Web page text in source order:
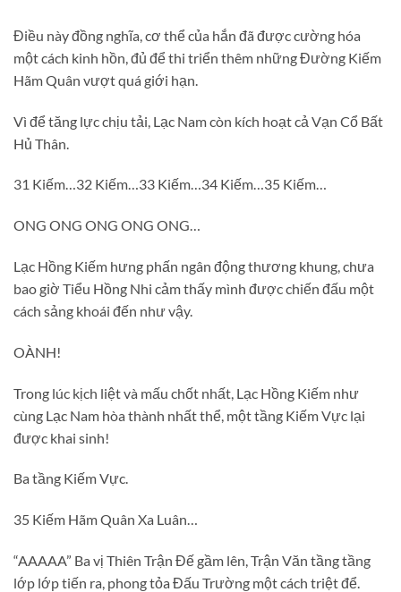
Điều này đồng nghĩa, cơ thể của hắn đã được cường hóa
một cách kinh hồn, đủ để thi triển thêm những Đường Kiếm
Hãm Quân vượt quá giới hạn.
Vì để tăng lực chịu tải, Lạc Nam còn kích hoạt cả Vạn Cổ Bất
Hủ Thân.
31 Kiếm…32 Kiếm…33 Kiếm…34 Kiếm…35 Kiếm…
ONG ONG ONG ONG ONG…
Lạc Hồng Kiếm hưng phấn ngân động thương khung, chưa
bao giờ Tiểu Hồng Nhi cảm thấy mình được chiến đấu một
cách sảng khoái đến như vậy.
OÀNH!
Trong lúc kịch liệt và mấu chốt nhất, Lạc Hồng Kiếm như
cùng Lạc Nam hòa thành nhất thể, một tầng Kiếm Vực lại
được khai sinh!
Ba tầng Kiếm Vực.
35 Kiếm Hãm Quân Xa Luân…
“AAAAA” Ba vị Thiên Trận Đế gầm lên, Trận Văn tầng tầng
lớp lớp tiến ra, phong tỏa Đấu Trường một cách triệt để.